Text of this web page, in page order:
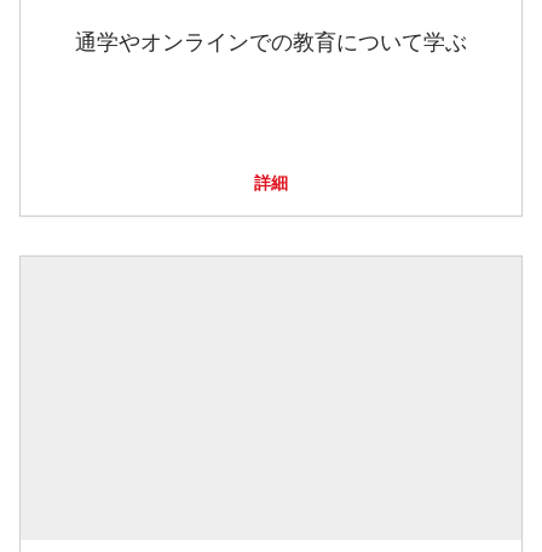
通学やオンラインでの教育について学ぶ
詳細